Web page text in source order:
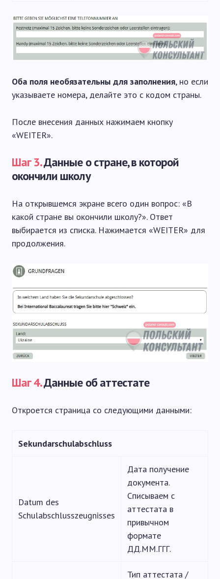
Оба поля необязательны для заполнения, но если
указываете номера, делайте это с кодом страны.
После внесения данных нажимаем кнопку
«WEITER».
Шаг 3.Данные о стране, в которой
окончили школу
На открывшемся экране всего один вопрос: «В
какой стране вы окончили школу?». Ответ
выбирается из списка. Нажимается «WEITER» для
продолжения.
Шаг 4.Данные об аттестате
Откроется страница со следующими данными:
Sekundarschulabschluss
Datum des
Schulabschlusszeugnisses
Дата получение
документа.
Списываем с
аттестата в
привычном
формате
ДД.ММ.ГГГ.
Тип аттестата /